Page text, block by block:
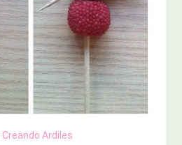
Creando Ardiles